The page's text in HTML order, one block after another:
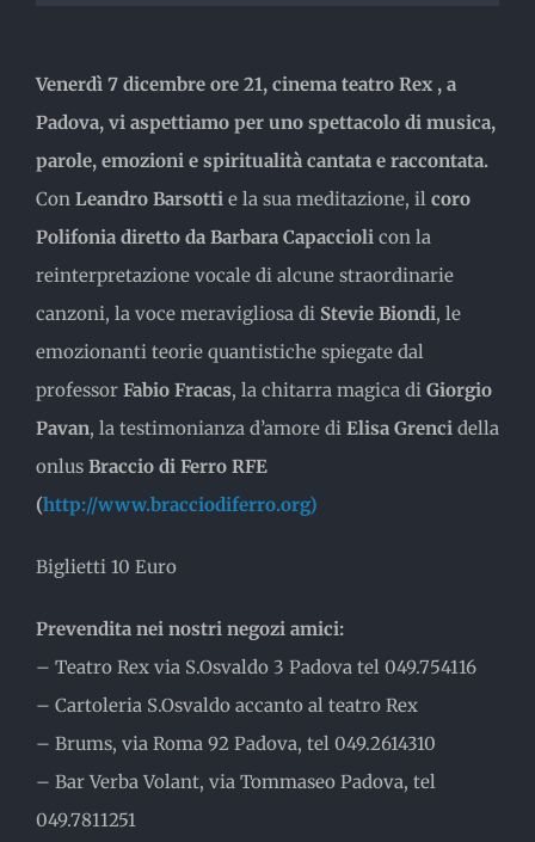
Venerdì 7 dicembre ore 21, cinema teatro Rex , a
Padova, vi aspettiamo per uno spettacolo di musica,
parole, emozioni e spiritualità cantata e raccontata.
Con Leandro Barsotti e la sua meditazione, il coro
Polifonia diretto da Barbara Capaccioli con la
reinterpretazione vocale di alcune straordinarie
canzoni, la voce meravigliosa di Stevie Biondi, le
emozionanti teorie quantistiche spiegate dal
professor Fabio Fracas, la chitarra magica di Giorgio
Pavan, la testimonianza d’amore di Elisa Grenci della
onlus Braccio di Ferro RFE
(http://www.bracciodiferro.org)
Biglietti 10 Euro
Prevendita nei nostri negozi amici:
– Teatro Rex via S.Osvaldo 3 Padova tel 049.754116
– Cartoleria S.Osvaldo accanto al teatro Rex
– Brums, via Roma 92 Padova, tel 049.2614310
– Bar Verba Volant, via Tommaseo Padova, tel
049.7811251